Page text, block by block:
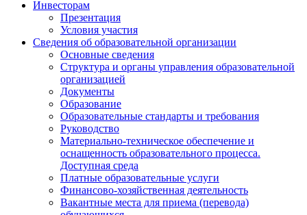
Инвесторам
Презентация
Условия участия
Сведения об образовательной организации
Основные сведения
Структура и органы управления образовательной
организацией
Документы
Образование
Образовательные стандарты и требования
Руководство
Материально-техническое обеспечение и
оснащенность образовательного процесса.
Доступная среда
Платные образовательные услуги
Финансово-хозяйственная деятельность
Вакантные места для приема (перевода)